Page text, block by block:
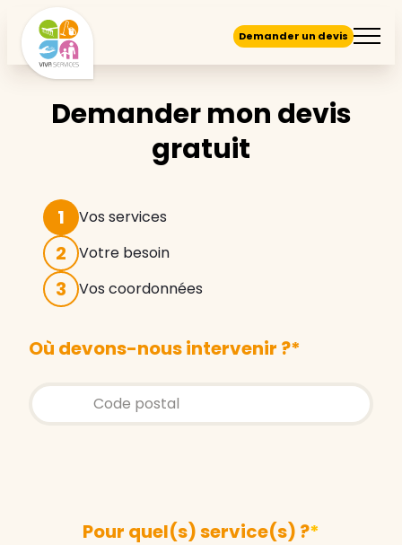
Demander un devis
Demander mon devis
gratuit
1 Vos services
2 Votre besoin
3 Vos coordonnées
Où devons-nous intervenir ?*
Store locator global - Autocompletion
Rechercher
Pour quel(s) service(s) ?*